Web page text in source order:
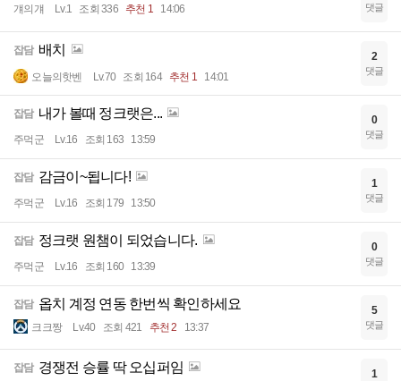
걔의걔 Lv.1 조회 336 추천 1 14:06 댓글
잡담 배치
오늘의핫벤 Lv.70 조회 164 추천 1 14:01
2
댓글
잡담 내가 볼때 정크랫은...
주먹군 Lv.16 조회 163 13:59
0
댓글
잡담 감금이~됩니다!
주먹군 Lv.16 조회 179 13:50
1
댓글
잡담 정크랫 원챔이 되었습니다.
주먹군 Lv.16 조회 160 13:39
0
댓글
잡담 옵치 계정 연동 한번씩 확인하세요
크크짱 Lv.40 조회 421 추천 2 13:37
5
댓글
잡담 경쟁전 승률 딱 오십퍼임 1